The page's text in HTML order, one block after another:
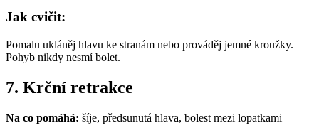
Jak cvičit:
Pomalu ukláněj hlavu ke stranám nebo prováděj jemné kroužky.
Pohyb nikdy nesmí bolet.
7. Krční retrakce
Na co pomáhá: šíje, předsunutá hlava, bolest mezi lopatkami